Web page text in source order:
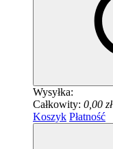
Wysyłka:
Całkowity: 0,00 zł
Koszyk Płatność